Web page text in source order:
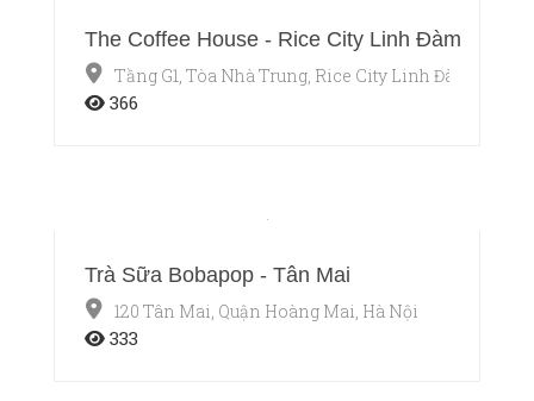
The Coffee House - Rice City Linh Đàm
Tầng G1, Tòa Nhà Trung, Rice City Linh Đàm, Quận
366
Trà Sữa Bobapop - Tân Mai
120 Tân Mai, Quận Hoàng Mai, Hà Nội
333